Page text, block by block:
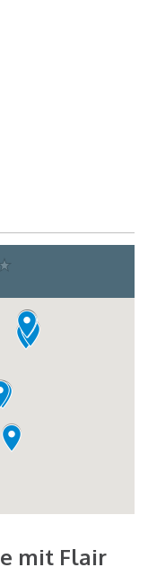
mit Flair